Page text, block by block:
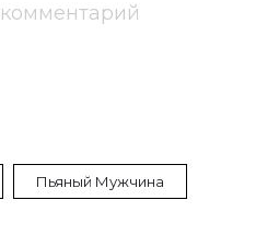
Пьяный Мужчина